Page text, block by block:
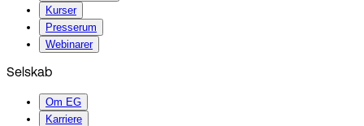
Kurser
Presserum
Webinarer
Selskab
Om EG
Karriere